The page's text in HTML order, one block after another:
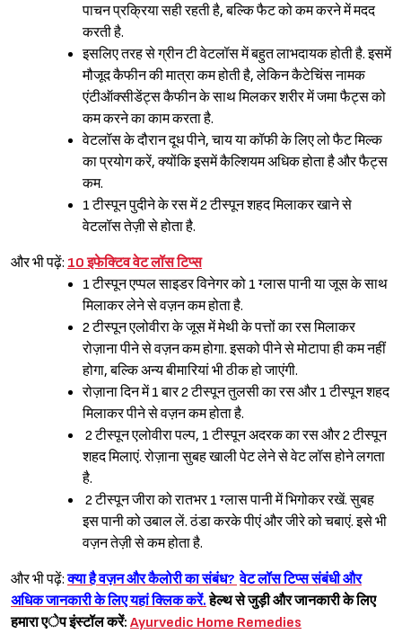
Sign in
पाचन प्रक्रिया सही रहती है, बल्कि फैट को कम करने में मदद
करती है.
इसलिए तरह से ग्रीन टी वेटलॉस में बहुत लाभदायक होती है. इसमें
मौजूद कैफीन की मात्रा कम होती है, लेकिन कैटेचिंस नामक
एंटीऑक्सीडेंट्स कैफीन के साथ मिलकर शरीर में जमा फैट्स को
कम करने का काम करता है.
वेटलॉस के दौरान दूध पीने, चाय या कॉफी के लिए लो फैट मिल्क
का प्रयोग करें, क्योंकि इसमें कैल्शियम अधिक होता है और फैट्स
कम.
1 टीस्पून पुदीने के रस में 2 टीस्पून शहद मिलाकर खाने से
वेटलॉस तेज़ी से होता है.
और भी पढ़ें: 10 इफेक्टिव वेट लॉस टिप्स
1 टीस्पून एप्पल साइडर विनेगर को 1 ग्लास पानी या जूस के साथ
मिलाकर लेने से वज़न कम होता है.
2 टीस्पून एलोवीरा के जूस में मेथी के पत्तों का रस मिलाकर
रोज़ाना पीने से वज़न कम होगा. इसको पीने से मोटापा ही कम नहीं
होगा, बल्कि अन्य बीमारियां भी ठीक हो जाएंगी.
रोज़ाना दिन में 1 बार 2 टीस्पून तुलसी का रस और 1 टीस्पून शहद
मिलाकर पीने से वज़न कम होता है.
2 टीस्पून एलोवीरा पल्प, 1 टीस्पून अदरक का रस और 2 टीस्पून
शहद मिलाएं. रोज़ाना सुबह खाली पेट लेने से वेट लॉस होने लगता
है.
2 टीस्पून जीरा को रातभर 1 ग्लास पानी में भिगोकर रखें. सुबह
इस पानी को उबाल लें. ठंडा करके पीएं और जीरे को चबाएं. इसे भी
वज़न तेज़ी से कम होता है.
और भी पढ़ें:क्या है वज़न और कैलोरी का संबंध? वेट लॉस टिप्स संबंधी और
अधिक जानकारी के लिए यहां क्लिक करें. हेल्थ से जुड़ी और जानकारी के लिए
हमारा एेप इंस्टॉल करें: Ayurvedic Home Remedies